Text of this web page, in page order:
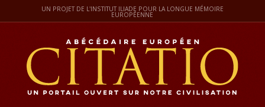
UN PROJET DE L'INSTITUT ILIADE POUR LA LONGUE MÉMOIRE
EUROPÉENNE